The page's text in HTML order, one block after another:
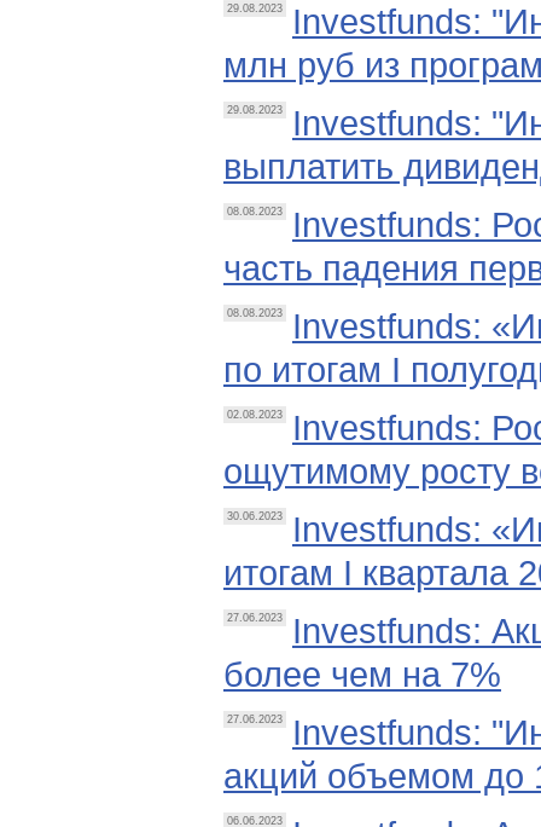
29.08.2023
Investfunds:
млн руб из
29.08.2023
Investfunds:
выплатить
08.08.2023
Investfunds:
часть падения
08.08.2023
Investfunds:
по итогам I
02.08.2023
Investfunds:
ощутимому росту
30.06.2023
Investfunds:
итогам I квартала
27.06.2023
Investfunds:
более чем на 7%
27.06.2023
Investfunds:
акций объемом до
06.06.2023